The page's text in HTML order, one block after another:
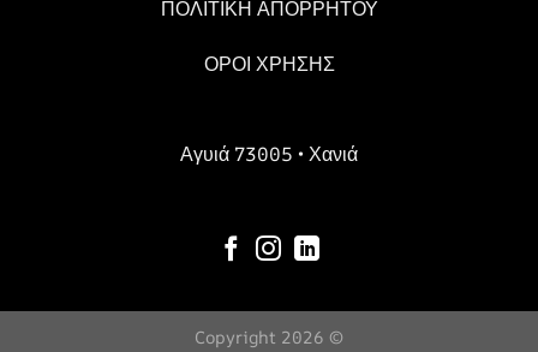
ΠΟΛΙΤΙΚΗ ΑΠΟΡΡΗΤΟΥ
ΟΡΟΙ ΧΡΗΣΗΣ
Αγυιά 73005 • Χανιά
Copyright 2026 ©